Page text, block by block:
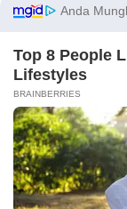
Home Indeks